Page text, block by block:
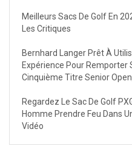
Meilleurs Sacs De Golf En
Les Critiques
Bernhard Langer Prêt À
Expérience Pour Remporter
Cinquième Titre Senior
Regardez Le Sac De Golf
Homme Prendre Feu Dans
Vidéo